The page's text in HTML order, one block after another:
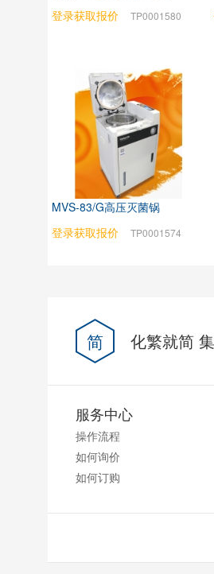
登录获取报价
TP0001580
MVS-83/G高压灭菌锅
登录获取报价
TP0001574
简 化繁就简
服务中心
操作流程
如何询价
如何订购